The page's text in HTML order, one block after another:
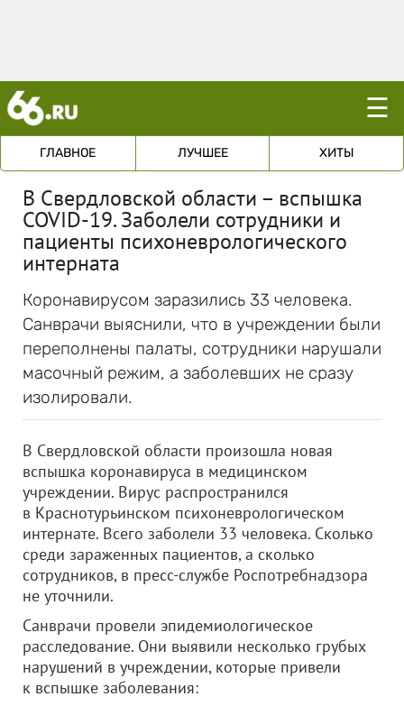
☰
ГЛАВНОЕ ЛУЧШЕЕ ХИТЫ
В Свердловской области – вспышка
COVID-19. Заболели сотрудники и
пациенты психоневрологического
интерната
Коронавирусом заразились 33 человека.
Санврачи выяснили, что в учреждении были
переполнены палаты, сотрудники нарушали
масочный режим, а заболевших не сразу
изолировали.
В Свердловской области произошла новая
вспышка коронавируса в медицинском
учреждении. Вирус распространился
в Краснотурьинском психоневрологическом
интернате. Всего заболели 33 человека. Сколько
среди зараженных пациентов, а сколько
сотрудников, в пресс-службе Роспотребнадзора
не уточнили.
Санврачи провели эпидемиологическое
расследование. Они выявили несколько грубых
нарушений в учреждении, которые привели
к вспышке заболевания: